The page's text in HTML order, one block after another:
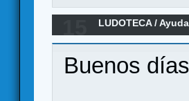
LUDOTECA/
Buenos días